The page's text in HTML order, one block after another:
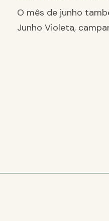
O mês de junho
Junho Violeta,